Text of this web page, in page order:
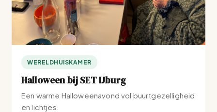
WERELDHUISKAMER
Halloween bij SET IJburg
Een warme Halloweenavond vol buurtgezelligheid
en lichtjes.